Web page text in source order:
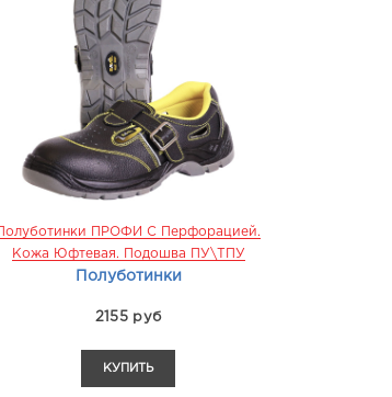
Полуботинки ПРОФИ С Перфорацией.
Кожа Юфтевая. Подошва ПУ\ТПУ
Полуботинки
2155 руб
КУПИТЬ